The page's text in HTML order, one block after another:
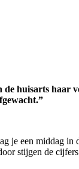
de huisarts haar
je een middag in
stijgen de